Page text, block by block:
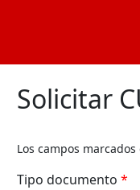
Solicitar
Los campos marcados
Tipo documento *